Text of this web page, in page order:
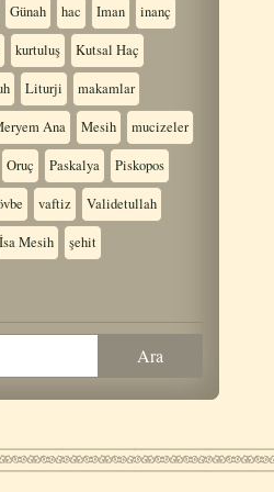
Günah hac Iman inanç
kurtuluş Kutsal Haç
Liturji makamlar
Ana Mesih mucizeler
Oruç Paskalya Piskopos
vaftiz Validetullah
İsa Mesih şehit